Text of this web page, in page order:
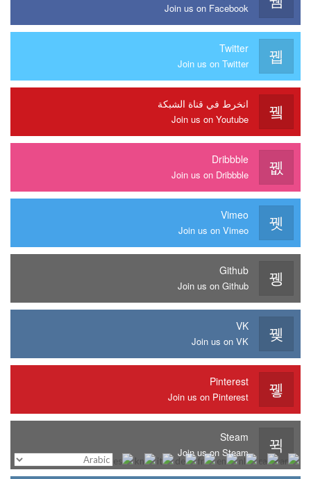
Join us on Facebook
Twitter
Join us on Twitter
انخرط في قناة الشبكة
Join us on Youtube
Dribbble
Join us on Dribbble
Vimeo
Join us on Vimeo
Github
Join us on Github
VK
Join us on VK
Pinterest
Join us on Pinterest
Steam
Join us on Steam